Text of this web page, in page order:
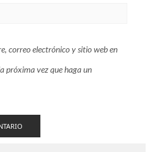
correo electrónico y sitio web en
próxima vez que haga un